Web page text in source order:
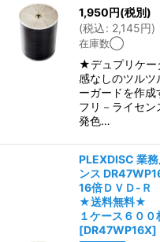
1,950円(税別)
(税込: 2,145円)
在庫数◯
★デュプリケー
感なしのツル
ーガードを作
フリ－ライセ
発色…
PLEXDISC 業
ンス
16倍ＤＶＤ-Ｒ
★送料無料★
１ケース６００
[DR47WP16X]